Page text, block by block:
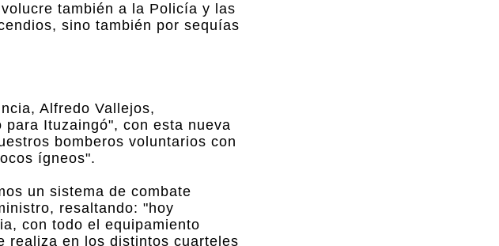
también a la Policía y las
sino también por sequías
Alfredo Vallejos,
Ituzaingó", con esta nueva
bomberos voluntarios con
ígneos".
un sistema de combate
resaltando: "hoy
con todo el equipamiento
realiza en los distintos cuarteles